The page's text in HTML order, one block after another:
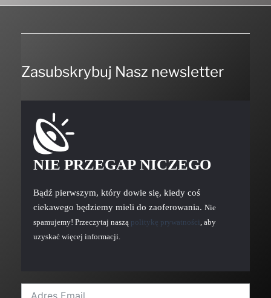
Zasubskrybuj Nasz newsletter
NIE PRZEGAP NICZEGO
Bądź pierwszym, który dowie się, kiedy coś
ciekawego będziemy mieli do zaoferowania. Nie
spamujemy! Przeczytaj naszą politykę prywatności , aby
uzyskać więcej informacji.